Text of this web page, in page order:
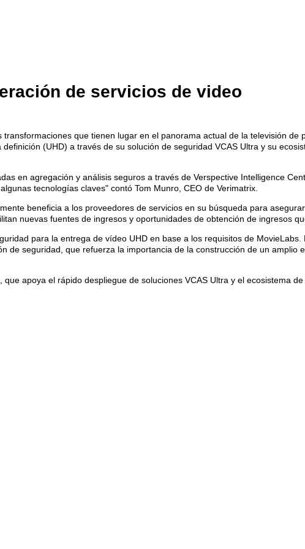
de servicios de video
que tienen lugar en el panorama actual de la televisión de
(UHD) a través de su solución de seguridad VCAS Ultra y su
en agregación y análisis seguros a través de Verspective Intelligence
tecnologías claves" contó Tom Munro, CEO de Verimatrix.
beneficia a los proveedores de servicios en su búsqueda para
nuevas fuentes de ingresos y oportunidades de obtención de ingresos
para la entrega de vídeo UHD en base a los requisitos de
de seguridad, que refuerza la importancia de la construcción de un amplio
apoya el rápido despliegue de soluciones VCAS Ultra y el ecosistema